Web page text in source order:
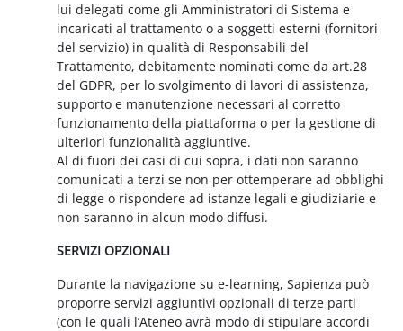
lui delegati come gli Amministratori di Sistema e
incaricati al trattamento o a soggetti esterni (fornitori
del servizio) in qualità di Responsabili del
Trattamento, debitamente nominati come da art.28
del GDPR, per lo svolgimento di lavori di assistenza,
supporto e manutenzione necessari al corretto
funzionamento della piattaforma o per la gestione di
ulteriori funzionalità aggiuntive.
Al di fuori dei casi di cui sopra, i dati non saranno
comunicati a terzi se non per ottemperare ad obblighi
di legge o rispondere ad istanze legali e giudiziarie e
non saranno in alcun modo diffusi.
SERVIZI OPZIONALI
Durante la navigazione su e-learning, Sapienza può
proporre servizi aggiuntivi opzionali di terze parti
(con le quali l’Ateneo avrà modo di stipulare accordi